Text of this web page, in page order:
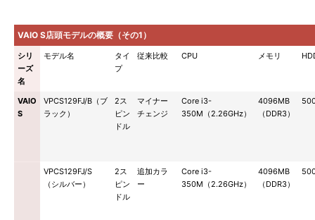
VAIO S店頭モデルの概要（その1）
シリ
ーズ
名
モデル名
タイ
プ
従来比較 CPU メモリ
VAIO
S
VPCS129FJ/B（ブ
ラック）
2ス
ピン
ドル
マイナー
チェンジ
Core i3-
350M（2.26GHz）
4096MB
（DDR3）
VPCS129FJ/S
（シルバー）
2ス
ピン
ドル
追加カラ
ー
Core i3-
350M（2.26GHz）
4096MB
（DDR3）